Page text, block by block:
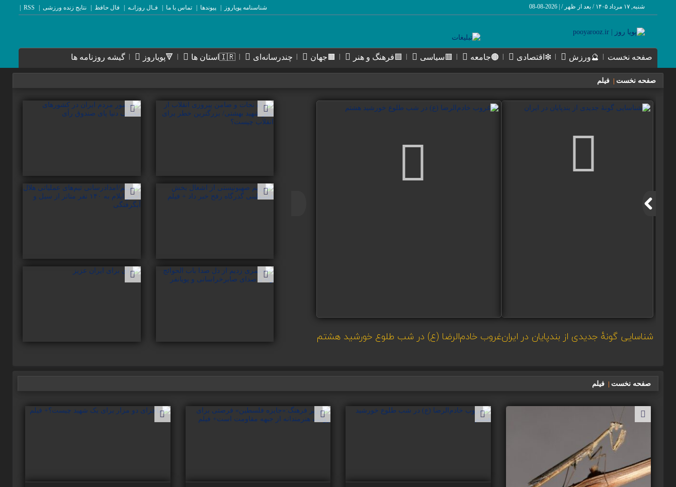
شنبه, ۱۷ مرداد ۱۴۰۵ / بعد از ظهر / |
2026-08-08 شناسنامه پویاروز پیوندها تماس با ما فـال روزانـه فال حافظ نتایج زنده ورزشی RSS
صفحه نخست 🔮ورزش ❇اقتصادی 🟤جامعه 🟥سیاسی 🟦فرهنگ و هنر 🟫جهان چندرسانه‌ای 🇮🇷استان ها 🔻پویاروز گیشه روزنامه ها
صفحه نخست | فیلم
شناسایی گونۀ جدیدی از بندپایان در ایرانغروب خادم‌الرضا (ع) در شب طلوع خورشید هشتم
صفحه نخست | فیلم